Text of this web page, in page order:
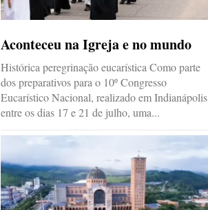
Aconteceu na Igreja e no mundo
Histórica peregrinação eucarística Como parte
dos preparativos para o 10º Congresso
Eucarístico Nacional, realizado em Indianápolis
entre os dias 17 e 21 de julho, uma...